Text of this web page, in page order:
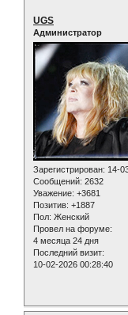
UGS
Администратор
Зарегистрирован: 14-
Сообщений: 2632
Уважение: +3681
Позитив: +1887
Пол: Женский
Провел на форуме:
4 месяца 24 дня
Последний визит:
10-02-2026 00:28:40